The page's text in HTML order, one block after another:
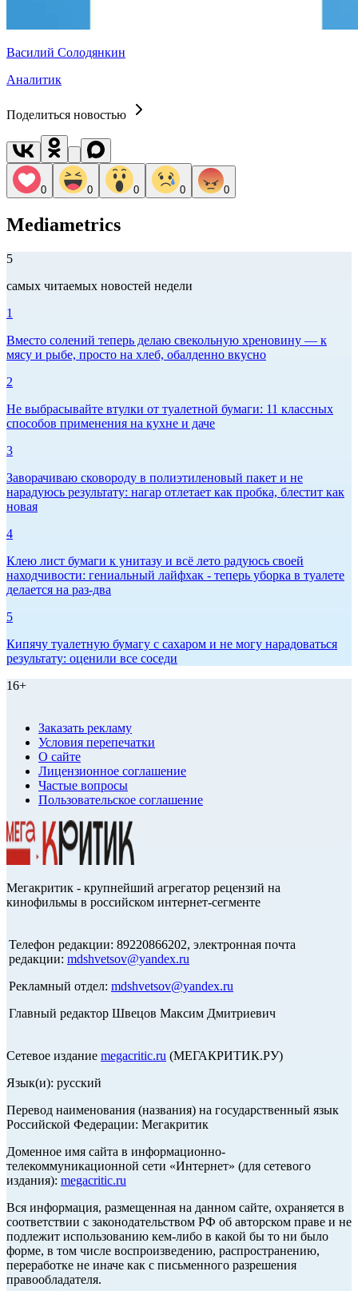
Василий Солодянкин
Аналитик
Поделиться новостью
0 0 0 0 0
Mediametrics
5
самых читаемых новостей недели
1
Вместо солений теперь делаю свекольную хреновину — к
мясу и рыбе, просто на хлеб, обалденно вкусно
2
Не выбрасывайте втулки от туалетной бумаги: 11 классных
способов применения на кухне и даче
3
Заворачиваю сковороду в полиэтиленовый пакет и не
нарадуюсь результату: нагар отлетает как пробка, блестит как
новая
4
Клею лист бумаги к унитазу и всё лето радуюсь своей
находчивости: гениальный лайфхак - теперь уборка в туалете
делается на раз-два
5
Кипячу туалетную бумагу с сахаром и не могу нарадоваться
результату: оценили все соседи
16+
Заказать рекламу
Условия перепечатки
О сайте
Лицензионное соглашение
Частые вопросы
Пользовательское соглашение
Мегакритик - крупнейший агрегатор рецензий на
кинофильмы в российском интернет-сегменте
Телефон редакции: 89220866202, электронная почта
редакции: mdshvetsov@yandex.ru
Рекламный отдел: mdshvetsov@yandex.ru
Главный редактор Швецов Максим Дмитриевич
Сетевое издание megacritic.ru (МЕГАКРИТИК.РУ)
Язык(и): русский
Перевод наименования (названия) на государственный язык
Российской Федерации: Мегакритик
Доменное имя сайта в информационно-
телекоммуникационной сети «Интернет» (для сетевого
издания): megacritic.ru
Вся информация, размещенная на данном сайте, охраняется в
соответствии с законодательством РФ об авторском праве и не
подлежит использованию кем-либо в какой бы то ни было
форме, в том числе воспроизведению, распространению,
переработке не иначе как с письменного разрешения
правообладателя.